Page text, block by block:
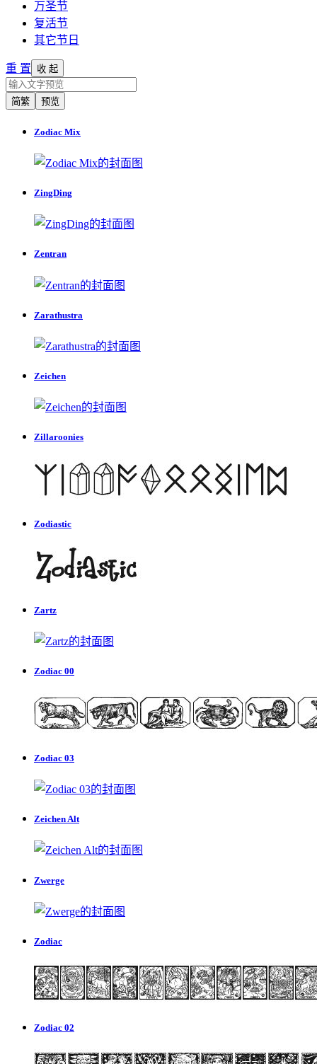
万圣节
复活节
其它节日
重 置 收 起
简繁 预览
Zodiac Mix
ZingDing
Zentran
Zarathustra
Zeichen
Zillaroonies
Zodiastic
Zartz
Zodiac 00
Zodiac 03
Zeichen Alt
Zwerge
Zodiac
Zodiac 02